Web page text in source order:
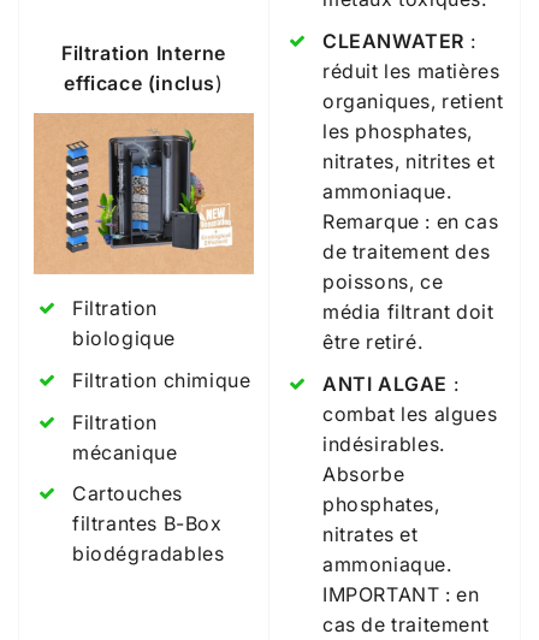
Filtration Interne
efficace (inclus)
Filtration
biologique
Filtration chimique
Filtration
mécanique
Cartouches
filtrantes B-Box
biodégradables
CLEANWATER :
réduit les matières
organiques, retient
les phosphates,
nitrates, nitrites et
ammoniaque.
Remarque : en cas
de traitement des
poissons, ce
média filtrant doit
être retiré.
ANTI ALGAE :
combat les algues
indésirables.
Absorbe
phosphates,
nitrates et
ammoniaque.
IMPORTANT : en
cas de traitement